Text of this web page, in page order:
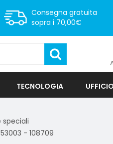
Consegna gratuita
sopra i 70,00€
TECNOLOGIA UFFICIO
speciali
- 108709